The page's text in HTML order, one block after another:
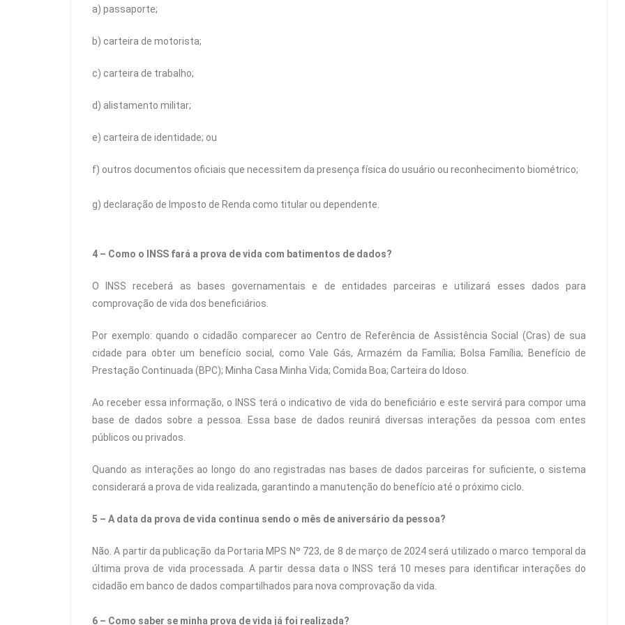
a) passaporte;
b) carteira de motorista;
c) carteira de trabalho;
d) alistamento militar;
e) carteira de identidade; ou
f) outros documentos oficiais que necessitem da presença física do usuário ou reconhecimento biométrico;
g) declaração de Imposto de Renda como titular ou dependente.
4 – Como o INSS fará a prova de vida com batimentos de dados?
O INSS receberá as bases governamentais e de entidades parceiras e utilizará esses dados para
comprovação de vida dos beneficiários.
Por exemplo: quando o cidadão comparecer ao Centro de Referência de Assistência Social (Cras) de sua
cidade para obter um benefício social, como Vale Gás, Armazém da Família; Bolsa Família; Benefício de
Prestação Continuada (BPC); Minha Casa Minha Vida; Comida Boa; Carteira do Idoso.
Ao receber essa informação, o INSS terá o indicativo de vida do beneficiário e este servirá para compor uma
base de dados sobre a pessoa. Essa base de dados reunirá diversas interações da pessoa com entes
públicos ou privados.
Quando as interações ao longo do ano registradas nas bases de dados parceiras for suficiente, o sistema
considerará a prova de vida realizada, garantindo a manutenção do benefício até o próximo ciclo.
5 – A data da prova de vida continua sendo o mês de aniversário da pessoa?
Não. A partir da publicação da Portaria MPS Nº 723, de 8 de março de 2024 será utilizado o marco temporal da
última prova de vida processada. A partir dessa data o INSS terá 10 meses para identificar interações do
cidadão em banco de dados compartilhados para nova comprovação da vida.
6 – Como saber se minha prova de vida já foi realizada?